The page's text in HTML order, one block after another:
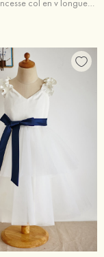
Trapèze/Princesse col en v longueur ras du sol mousseline robe de fille de fleur